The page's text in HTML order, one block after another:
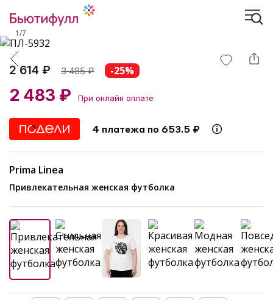
1/7
2 614 ₽ 3 485₽ -25%
2 483 ₽ При онлайн оплате
4 платежа по 653.5 ₽
Prima Linea
Привлекательная женская футболка